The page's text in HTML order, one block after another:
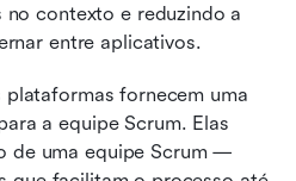
no contexto e reduzindo a
entre aplicativos.
plataformas fornecem uma
a equipe Scrum. Elas
de uma equipe Scrum —